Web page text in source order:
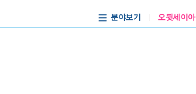
분야보기 오뒷세이아